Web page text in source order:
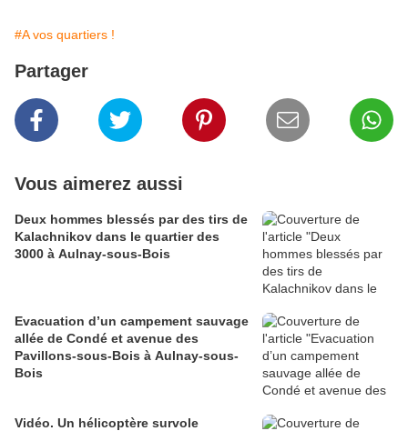
#A vos quartiers !
Partager
Vous aimerez aussi
Deux hommes blessés par des tirs de
Kalachnikov dans le quartier des
3000 à Aulnay-sous-Bois
Evacuation d’un campement sauvage
allée de Condé et avenue des
Pavillons-sous-Bois à Aulnay-sous-
Bois
Vidéo. Un hélicoptère survole